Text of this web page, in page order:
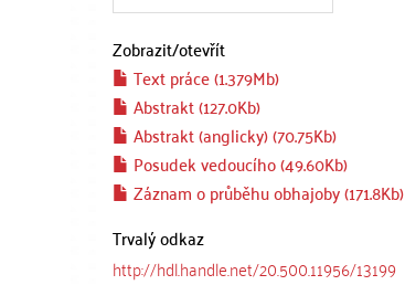
Zobrazit/otevřít
Text práce (1.379Mb)
Abstrakt (127.0Kb)
Abstrakt (anglicky) (70.75Kb)
Posudek vedoucího (49.60Kb)
Záznam o průběhu obhajoby (171.8Kb)
Trvalý odkaz
http://hdl.handle.net/20.500.11956/13199